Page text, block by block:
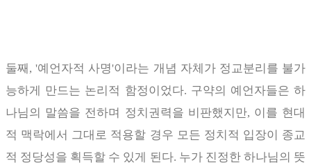
둘째 , '예언자적 사명'이라는 개념 자체가 정교분리를 불가
능하게 만드는 논리적 함정이었다. 구약의 예언자들은 하
나님의 말씀을 전하며 정치권력을 비판했지만, 이를 현대
적 맥락에서 그대로 적용할 경우 모든 정치적 입장이 종교
적 정당성을 획득할 수 있게 된다. 누가 진정한 하나님의 뜻